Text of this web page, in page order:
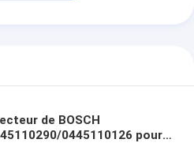
de BOSCH
0445110126 pour